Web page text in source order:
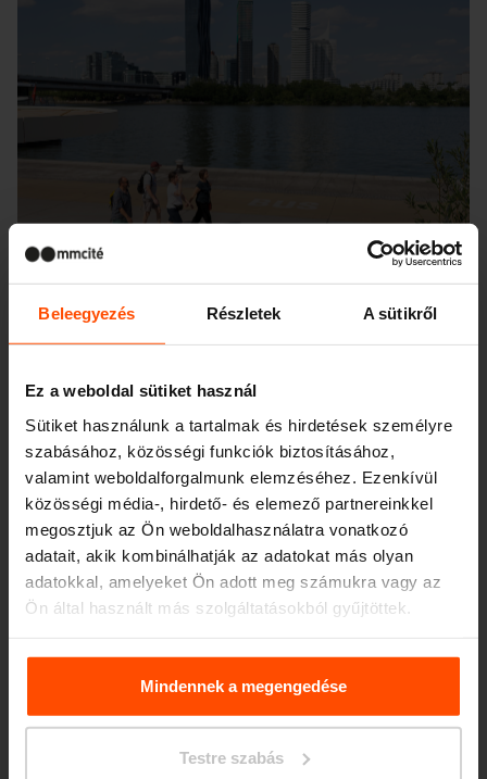
Beleegyezés Részletek A sütikről
Ez a weboldal sütiket használ
Sütiket használunk a tartalmak és hirdetések személyre
szabásához, közösségi funkciók biztosításához,
valamint weboldalforgalmunk elemzéséhez. Ezenkívül
közösségi média-, hirdető- és elemező partnereinkkel
megosztjuk az Ön weboldalhasználatra vonatkozó
adatait, akik kombinálhatják az adatokat más olyan
adatokkal, amelyeket Ön adott meg számukra vagy az
Ön által használt más szolgáltatásokból gyűjtöttek.
További információért kérjük, látogasson el aPrinciples
Relating to the Processing. Personal Data
Mindennek a megengedése
Testre szabás
Seattle – Popup park